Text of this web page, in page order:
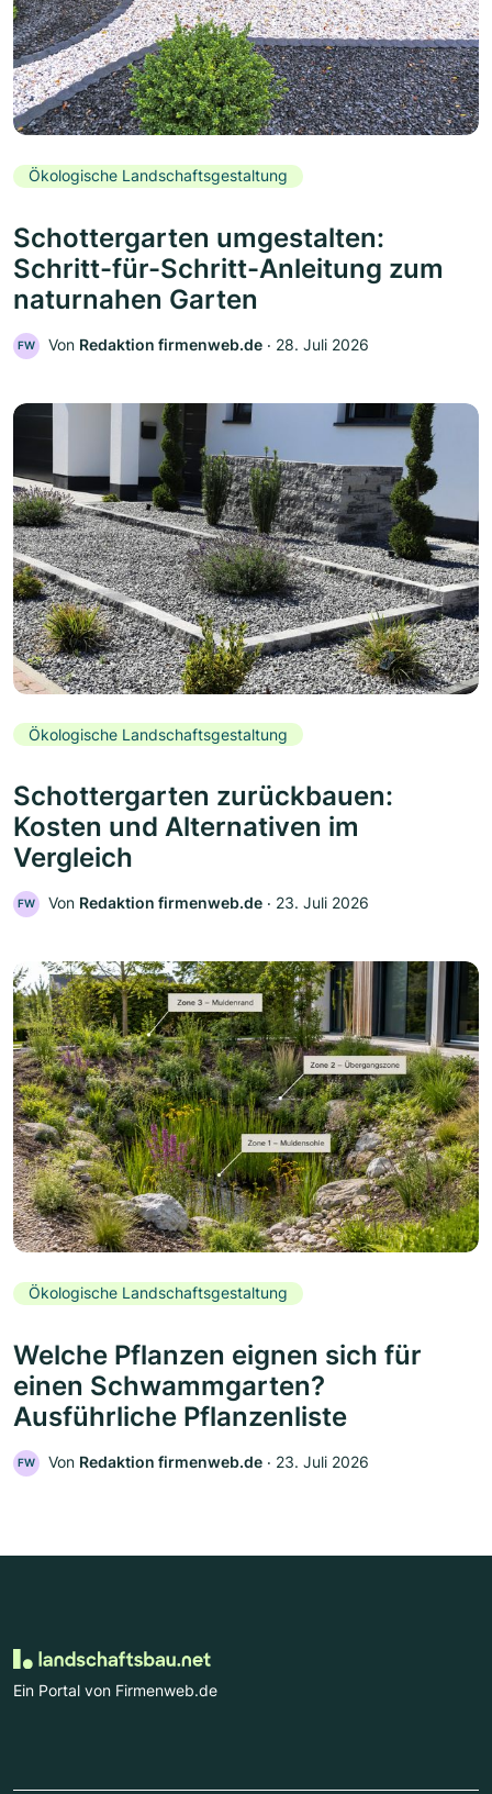
Ökologische Landschaftsgestaltung
Schottergarten umgestalten:
Schritt-für-Schritt-Anleitung zum
naturnahen Garten
FW Von Redaktion firmenweb.de ‧ 28. Juli 2026
Ökologische Landschaftsgestaltung
Schottergarten zurückbauen:
Kosten und Alternativen im
Vergleich
FW Von Redaktion firmenweb.de ‧ 23. Juli 2026
Ökologische Landschaftsgestaltung
Welche Pflanzen eignen sich für
einen Schwammgarten?
Ausführliche Pflanzenliste
FW Von Redaktion firmenweb.de ‧ 23. Juli 2026
Ein Portal von Firmenweb.de